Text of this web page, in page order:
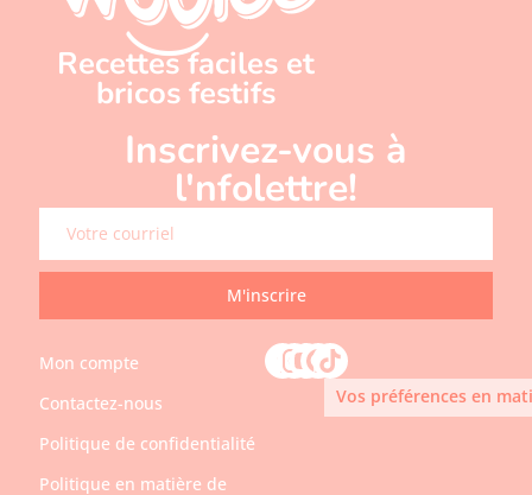
Recettes faciles et
bricos festifs
Inscrivez-vous à
l'nfolettre!
M'inscrire
Mon compte
Contactez-nous
Politique de confidentialité
Politique en matière de
Vos préférences en